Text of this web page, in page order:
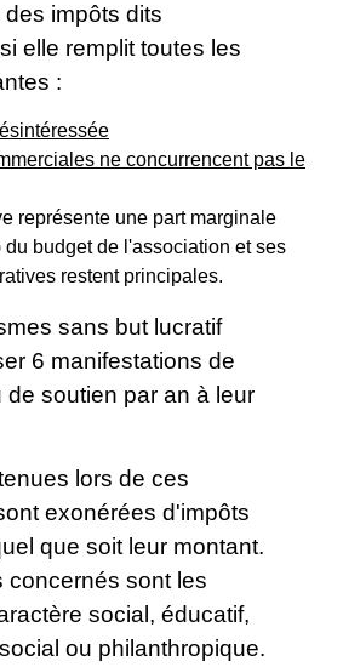
impôts dits
elle remplit toutes les
:
ne concurrencent pas le
représente une part marginale
du budget de l'association et ses
restent principales.
sans but lucratif
6 manifestations de
de soutien par an à leur
lors de ces
exonérées d'impôts
que soit leur montant.
concernés sont les
social, éducatif,
ou philanthropique.